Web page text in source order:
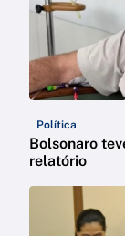
Política
Bolsonaro
relatório